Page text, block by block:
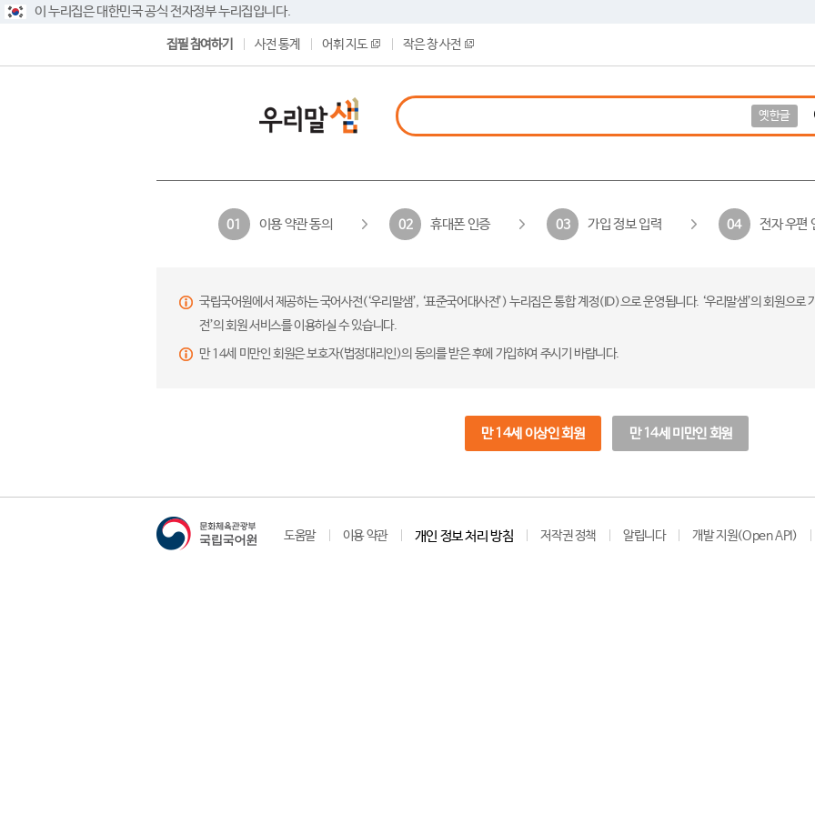
이 누리집은 대한민국 공식 전자정부 누리집입니다.
집필 참여하기 사전 통계 어휘 지도 작은 창 사전
옛한글
01 이용 약관 동의 02 휴대폰 인증 03 가입 정보 입력 04 전자 우편
국립국어원에서 제공하는 국어사전(‘우리말샘’, ‘표준국어대사전’) 누리집은 통합 계정(ID)으로 운영됩니다. ‘우리말샘’의 회원으
전’의 회원 서비스를 이용하실 수 있습니다.
만 14세 미만인 회원은 보호자(법정대리인)의 동의를 받은 후에 가입하여 주시기 바랍니다.
만 14세 이상인 회원 만 14세 미만인 회원
도움말 이용 약관 개인 정보 처리 방침 저작권 정책 알립니다 개발 지원(Open API)